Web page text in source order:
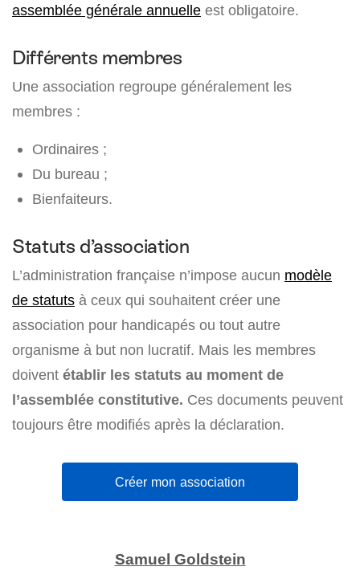
assemblée générale annuelle est obligatoire.
Différents membres
Une association regroupe généralement les
membres :
Ordinaires ;
Du bureau ;
Bienfaiteurs.
Statuts d’association
L’administration française n’impose aucun modèle
de statuts à ceux qui souhaitent créer une
association pour handicapés ou tout autre
organisme à but non lucratif. Mais les membres
doivent établir les statuts au moment de
l’assemblée constitutive. Ces documents peuvent
toujours être modifiés après la déclaration.
Créer mon association
Samuel Goldstein